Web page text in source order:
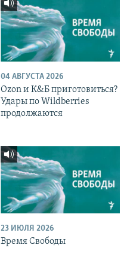
04 АВГУСТА 2026
Ozon и К&Б приготовиться?
Удары по Wildberries
продолжаются
23 ИЮЛЯ 2026
Время Свободы